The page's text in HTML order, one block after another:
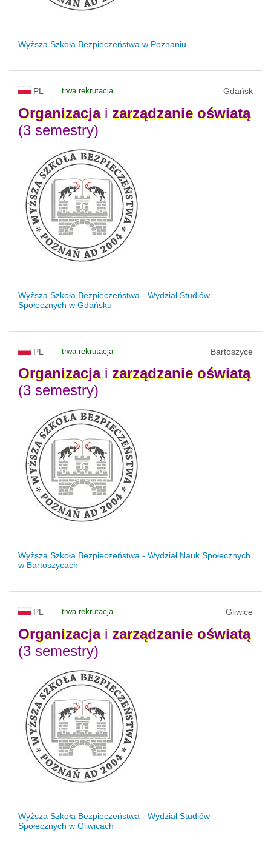
Wyższa Szkoła Bezpieczeństwa w Poznaniu
PL trwa rekrutacja Gdańsk
Organizacjai zarządzanie oświatą
(3 semestry)
Wyższa Szkoła Bezpieczeństwa - Wydział Studiów
Społecznych w Gdańsku
PL trwa rekrutacja Bartoszyce
Organizacjai zarządzanie oświatą
(3 semestry)
Wyższa Szkoła Bezpieczeństwa - Wydział Nauk Społecznych
w Bartoszycach
PL trwa rekrutacja Gliwice
Organizacjai zarządzanie oświatą
(3 semestry)
Wyższa Szkoła Bezpieczeństwa - Wydział Studiów
Społecznych w Gliwicach